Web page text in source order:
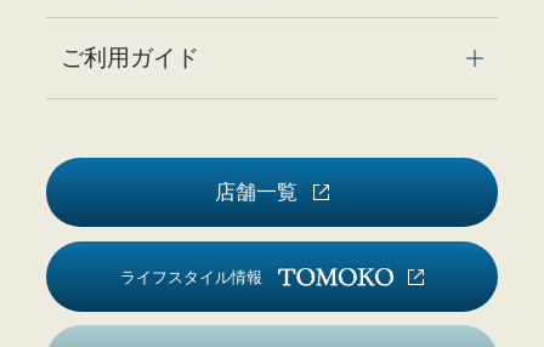
ご利用ガイド
店舗一覧
ライフスタイル情報